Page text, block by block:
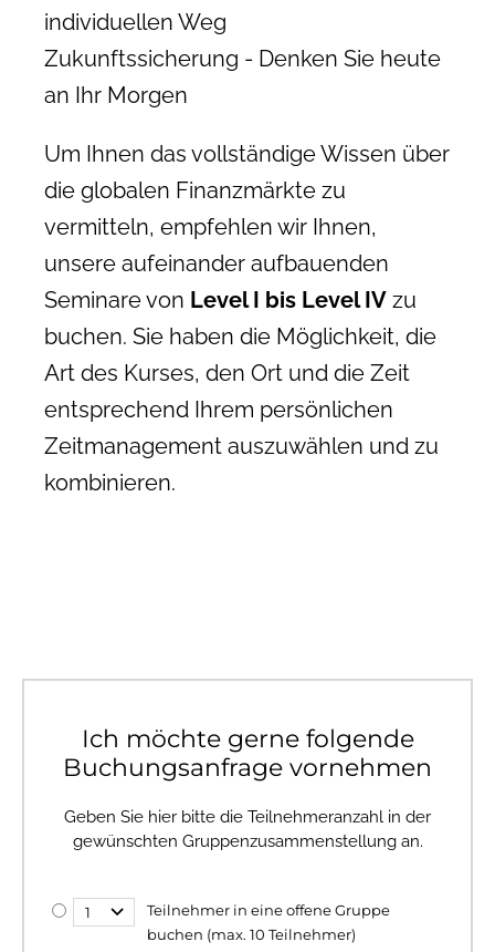
individuellen Weg
Zukunftssicherung - Denken Sie heute
an Ihr Morgen
Um Ihnen das vollständige Wissen über
die globalen Finanzmärkte zu
vermitteln, empfehlen wir Ihnen,
unsere aufeinander aufbauenden
Seminare von Level I bis Level IV zu
buchen. Sie haben die Möglichkeit, die
Art des Kurses, den Ort und die Zeit
entsprechend Ihrem persönlichen
Zeitmanagement auszuwählen und zu
kombinieren.
Ich möchte gerne folgende
Buchungsanfrage vornehmen
Geben Sie hier bitte die Teilnehmeranzahl in der
gewünschten Gruppenzusammenstellung an.
Teilnehmer in eine offene Gruppe
buchen (max. 10 Teilnehmer)